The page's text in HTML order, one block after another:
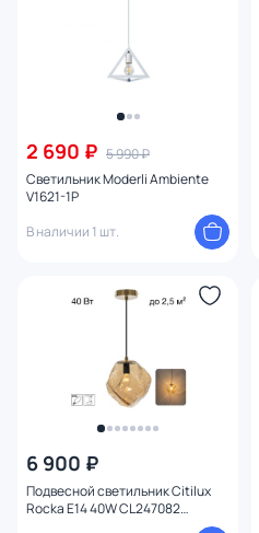
2 690 ₽ 5 990 ₽
Светильник Moderli Ambiente
V1621-1P
В наличии 1 шт.
6 900 ₽
Подвесной светильник Citilux
Rocka Е14 40W CL247082